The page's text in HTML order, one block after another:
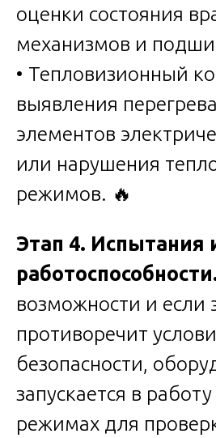
оценки состояния
механизмов и
• Тепловизионный
выявления
элементов
или нарушения
режимов. 🔥
Этап 4. Испытания
возможности и если
противоречит
безопасности,
запускается в
режимах для